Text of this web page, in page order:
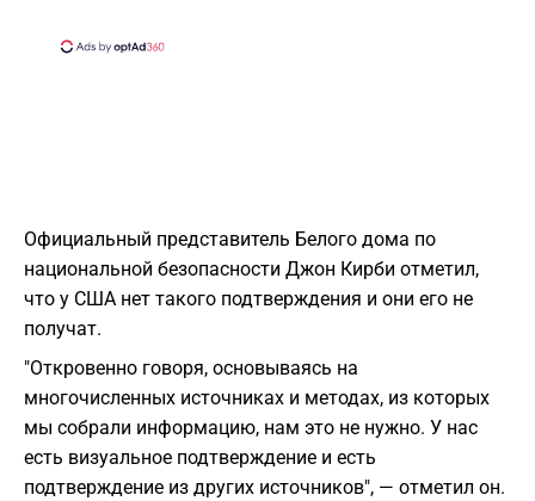
Официальный представитель Белого дома по
национальной безопасности Джон Кирби отметил,
что у США нет такого подтверждения и они его не
получат.
"Откровенно говоря, основываясь на
многочисленных источниках и методах, из которых
мы собрали информацию, нам это не нужно. У нас
есть визуальное подтверждение и есть
подтверждение из других источников", — отметил он.